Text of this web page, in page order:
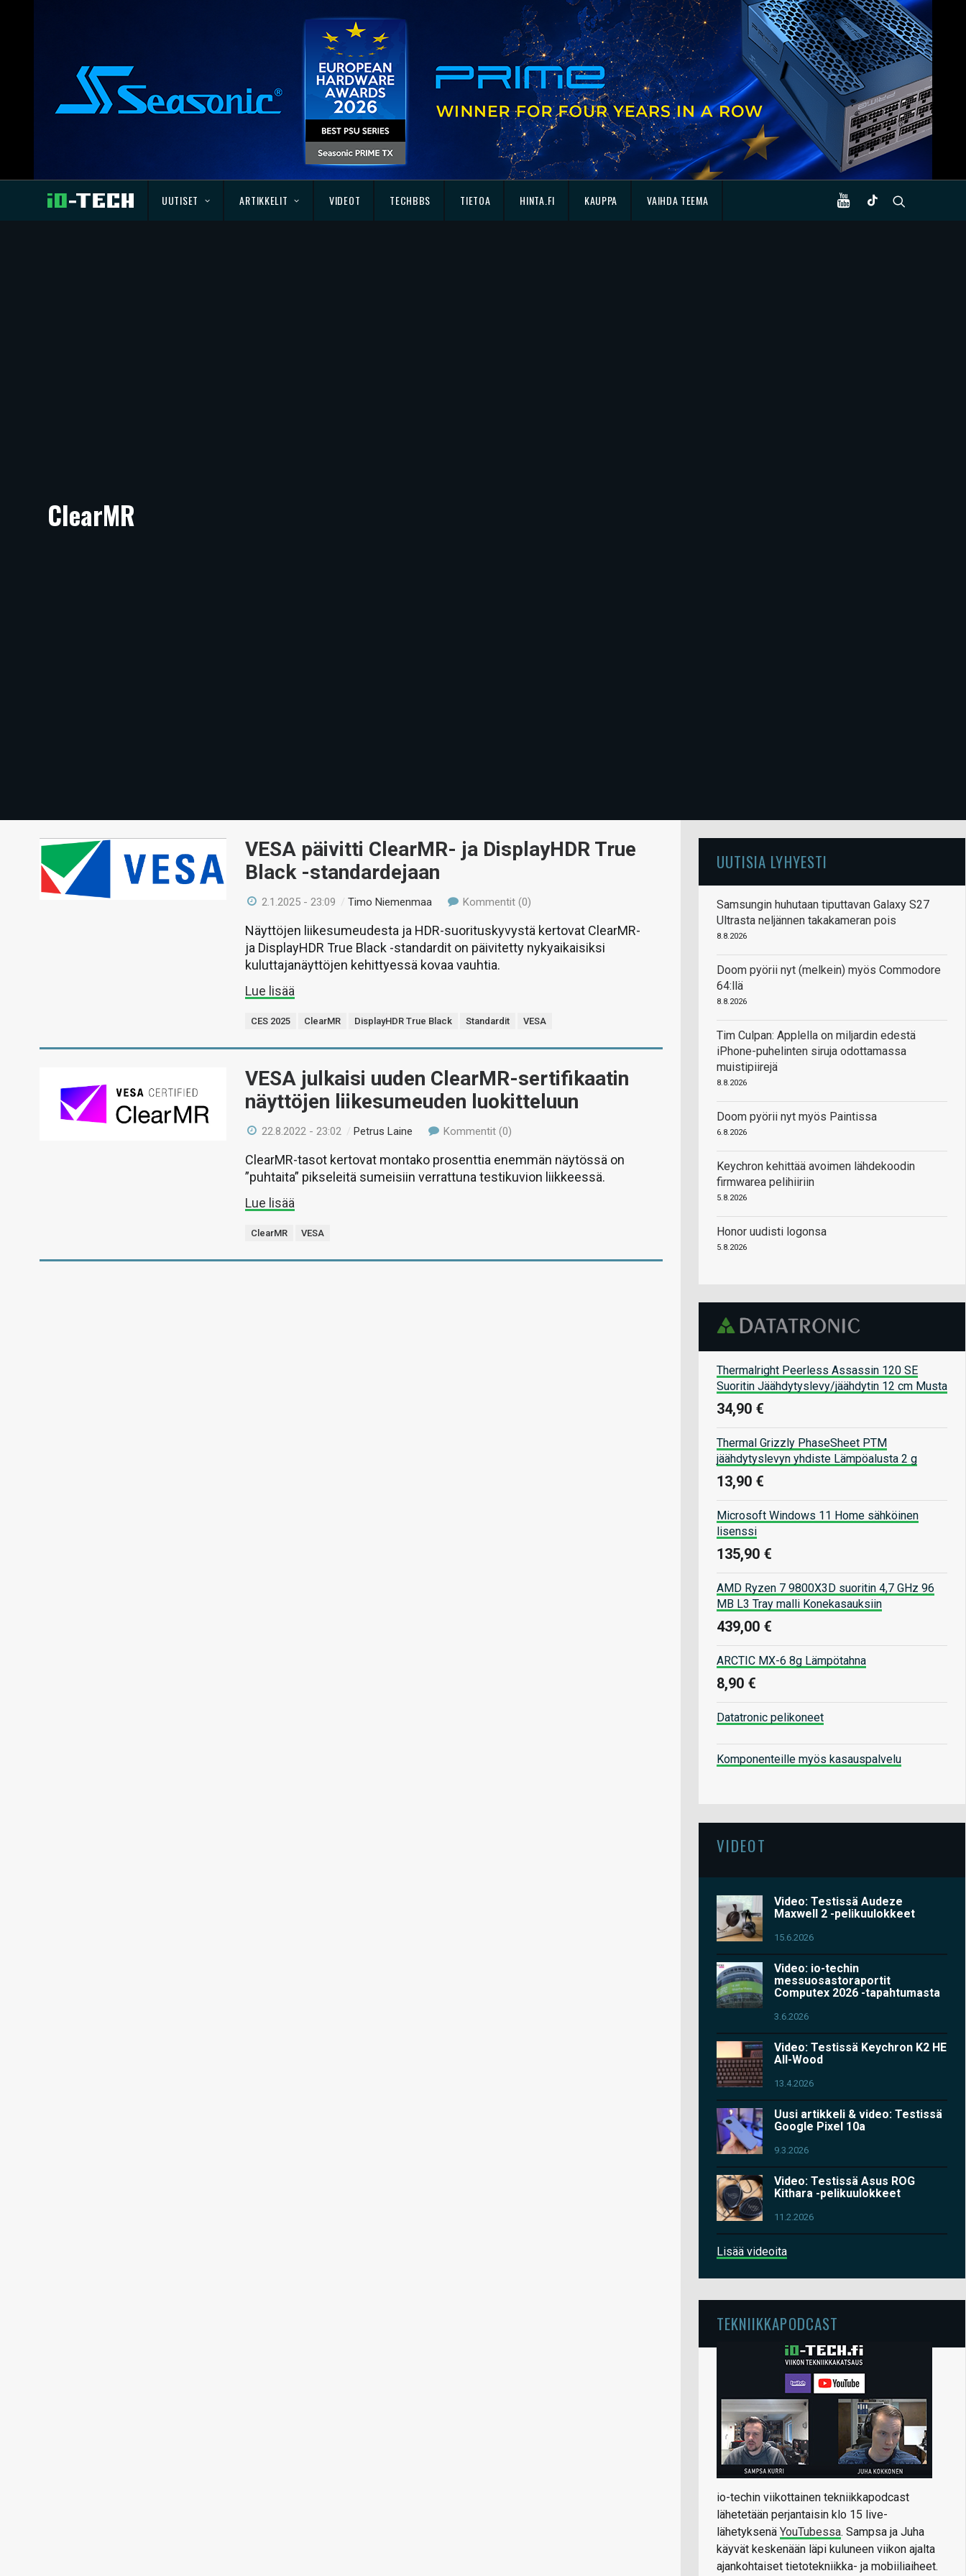
UUTISET ARTIKKELIT VIDEOT TECHBBS TIETOA HINTA.FI KAUPPA VAIHDA TEEMA
ClearMR
VESA päivitti ClearMR- ja DisplayHDR True
Black -standardejaan
2.1.2025 - 23:09 /Timo Niemenmaa Kommentit (0)
Näyttöjen liikesumeudesta ja HDR-suorituskyvystä kertovat ClearMR-
ja DisplayHDR True Black -standardit on päivitetty nykyaikaisiksi
kuluttajanäyttöjen kehittyessä kovaa vauhtia.
Lue lisää
CES 2025 ClearMR DisplayHDR True Black Standardit VESA
VESA julkaisi uuden ClearMR-sertifikaatin
näyttöjen liikesumeuden luokitteluun
22.8.2022 - 23:02 /Petrus Laine Kommentit (0)
ClearMR-tasot kertovat montako prosenttia enemmän näytössä on
”puhtaita” pikseleitä sumeisiin verrattuna testikuvion liikkeessä.
Lue lisää
ClearMR VESA
UUTISIA LYHYESTI
Samsungin huhutaan tiputtavan Galaxy S27
Ultrasta neljännen takakameran pois
8.8.2026
Doom pyörii nyt (melkein) myös Commodore
64:llä
8.8.2026
Tim Culpan: Applella on miljardin edestä
iPhone-puhelinten siruja odottamassa
muistipiirejä
8.8.2026
Doom pyörii nyt myös Paintissa
6.8.2026
Keychron kehittää avoimen lähdekoodin
firmwarea pelihiiriin
5.8.2026
Honor uudisti logonsa
5.8.2026
Thermalright Peerless Assassin 120 SE
Suoritin Jäähdytyslevy/jäähdytin 12 cm Musta
34,90 €
Thermal Grizzly PhaseSheet PTM
jäähdytyslevyn yhdiste Lämpöalusta 2 g
13,90 €
Microsoft Windows 11 Home sähköinen
lisenssi
135,90 €
AMD Ryzen 7 9800X3D suoritin 4,7 GHz 96
MB L3 Tray malli Konekasauksiin
439,00 €
ARCTIC MX-6 8g Lämpötahna
8,90 €
Datatronic pelikoneet
Komponenteille myös kasauspalvelu
VIDEOT
Video: Testissä Audeze
Maxwell 2 -pelikuulokkeet
15.6.2026
Video: io-techin
messuosastoraportit
Computex 2026 -tapahtumasta
3.6.2026
Video: Testissä Keychron K2 HE
All-Wood
13.4.2026
Uusi artikkeli & video: Testissä
Google Pixel 10a
9.3.2026
Video: Testissä Asus ROG
Kithara -pelikuulokkeet
11.2.2026
Lisää videoita
TEKNIIKKAPODCAST
io-techin viikottainen tekniikkapodcast
lähetetään perjantaisin klo 15 live-
lähetyksenä YouTubessa. Sampsa ja Juha
käyvät keskenään läpi kuluneen viikon ajalta
ajankohtaiset tietotekniikka- ja mobiiliaiheet.